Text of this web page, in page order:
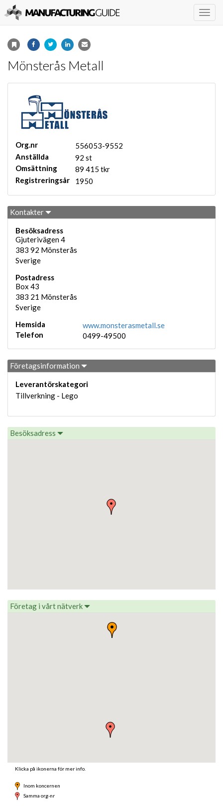
Mönsterås Metall
Org.nr
556053-9552
Anställda
92 st
Omsättning
89 415 tkr
Registreringsår
1950
Kontakter
Besöksadress
Gjuterivägen 4
383 92 Mönsterås
Sverige
Postadress
Box 43
383 21 Mönsterås
Sverige
Hemsida
www.monsterasmetall.se
Telefon
0499-49500
Företagsinformation
Leverantörskategori
Tillverkning - Lego
Besöksadress
Företag i vårt nätverk
Klicka på ikonerna för mer info.
Inom koncernen
Samma org-nr